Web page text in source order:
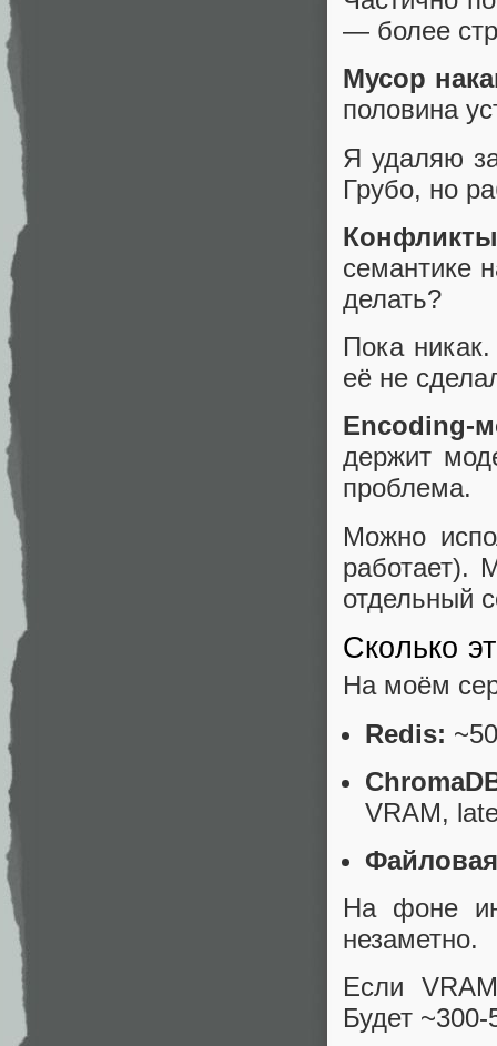
— более
Мусор
половина
Я удаляю
Грубо, но
семантике
делать?
Пока
её не
Encoding-
держит
проблема.
Можно
работает).
отдельный
Сколько
На моём
Redis:
VRAM,
На фоне
незаметно.
Если
Будет